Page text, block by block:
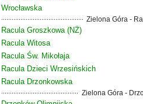
Wrocławska
Zielona Góra -
Racula Groszkowa (NŻ)
Racula Witosa
Racula Św. Mikołaja
Racula Dzieci Wrzesińskich
Racula Drzonkowska
Zielona Góra -